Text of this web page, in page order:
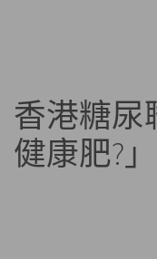
香港糖尿
健康肥?